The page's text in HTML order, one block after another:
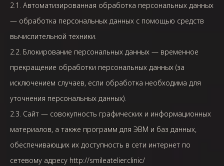
2.1. Автоматизированная обработка персональных данных
— обработка персональных данных с помощью средств
вычислительной техники.
2.2. Блокирование персональных данных — временное
прекращение обработки персональных данных (за
исключением случаев, если обработка необходима для
уточнения персональных данных).
2.3. Сайт — совокупность графических и информационных
материалов, а также программ для ЭВМ и баз данных,
обеспечивающих их доступность в сети интернет по
сетевому адресу http://smileatelier.clinic/